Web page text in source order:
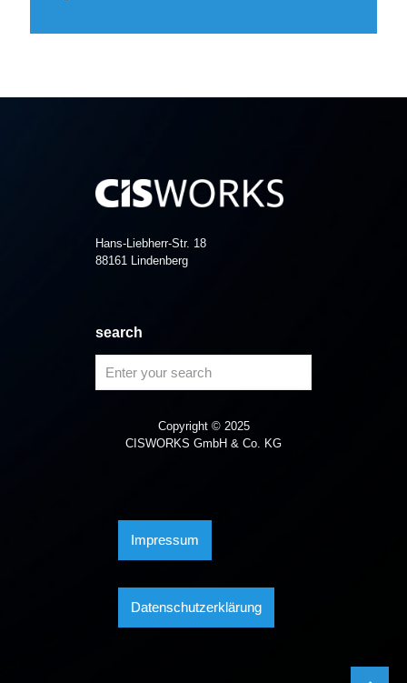
Hans-Liebherr-Str. 18
88161 Lindenberg
search
Copyright © 2025
CISWORKS GmbH & Co. KG
Impressum
Datenschutzerklärung